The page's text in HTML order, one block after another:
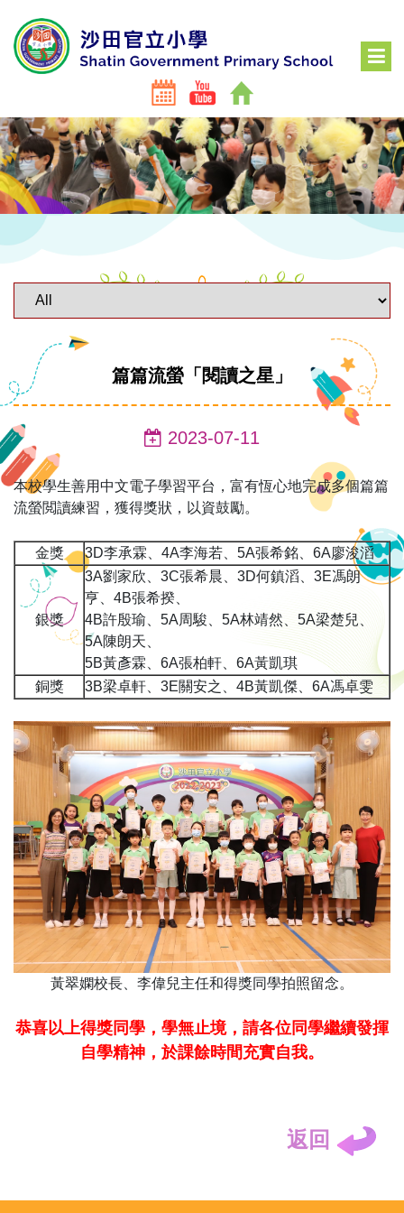
篇篇流螢「閱讀之星」
2023-07-11
本校學生善用中文電子學習平台，富有恆心地完成多個篇篇
流螢閲讀練習，獲得獎狀，以資鼓勵。
金獎 3D李承霖、4A李海若、5A張希銘、6A廖浚滔
銀獎
3A劉家欣、3C張希晨、3D何鎮滔、3E馮朗
亨、4B張希揆、
4B許殷瑜、5A周駿、5A林靖然、5A梁楚兒、
5A陳朗天、
5B黃彥霖、6A張柏軒、6A黃凱琪
銅獎
3B梁卓軒、3E關安之、4B黃凱傑、6A馮卓雯
黃翠嫻校長、李偉兒主任和得獎同學拍照留念。
恭喜以上得獎同學，學無止境，請各位同學繼續發揮
自學精神，於課餘時間充實自我。
返回